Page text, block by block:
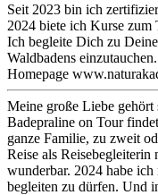
Seit 2023 bin ich
2024 biete ich Kurse zum
Ich begleite Dich zu
Waldbadens
Homepage
Meine große Liebe
Badepraline on Tour
ganze Familie, zu zweit
Reise als Reisebegleiterin
wunderbar. 2024 habe
begleiten zu dürfen. Und